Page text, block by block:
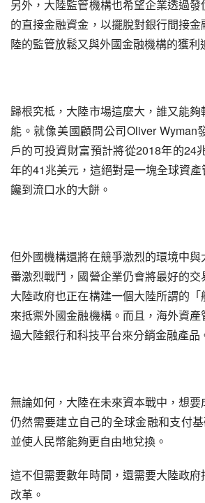
另外，大陸監管機構也希望企業透過
的直接金融資金，以擺脫對銀行間接
陸的監管放鬆又與外國金融機構的獲利
歸根究柢，大陸市場這麼大，誰又能
能。就像美國顧問公司Oliver Wyman
戶的可投資財富預計將從2018年的24
年的41兆美元，這絕對是一塊全球資
饞到流口水的大餅。
但外國機構還將在競爭激烈的環境中
番激烈戰鬥，國營企業仍會將最好的交
大陸政府也正在構建一個大陸所謂的
來抵禦外國金融機構。而且，海外資
過大陸銀行和科技平台來分銷金融產品
無論如何，大陸在未來資本戰中，想要
仍然需要建立自己的全球金融和支付
並使人民幣能夠更自由地兌換。
這不但需要數年時間，還需要大陸政
改革。